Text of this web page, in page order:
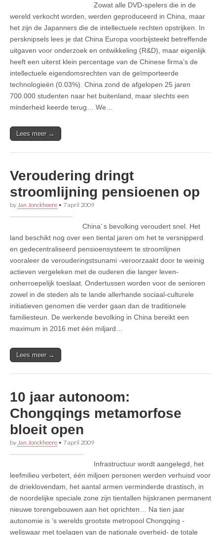
Zowat alle DVD-spelers die in de
wereld verkocht worden, werden geproduceerd in China, maar
het zijn de Japanners die de intellectuele rechten opstrijken. In
persknipsels lees je dat China Europa voorbijsteekt betreffende
uitgaven voor onderzoek en ontwikkeling (R&D), maar eigenlijk
heeft een uiterst klein percentage van de Chinese firma’s de
intellectuele eigendomsrechten van de geïmporteerde
technologieën (0.03%). China zond de afgelopen 25 jaren
700.000 studenten naar het buitenland, maar slechts een
minderheid keerde terug… We…
Lees meer →
Veroudering dringt
stroomlijning pensioenen op
by Jan Jonckheere • 7 april 2009
China’ s bevolking veroudert snel. Het
land beschikt nog over een tiental jaren om het te versnipperd
en gedecentraliseerd pensioensysteem te stroomlijnen
vooraleer de verouderingstsunami -veroorzaakt door te weinig
actieven vergeleken met de ouderen die langer leven-
onherroepelijk toeslaat. Ondertussen worden voor de senioren
zowel in de steden als te lande allerhande sociaal-culturele
initiatieven genomen die verder gaan dan de traditionele
familiesteun. De werkende bevolking in China bereikt een
maximum in 2016 met één miljard…
Lees meer →
10 jaar autonoom:
Chongqings metamorfose
bloeit open
by Jan Jonckheere • 7 april 2009
Infrastructuur wordt aangelegd, het
leefmilieu verbetert, één miljoen personen werden verhuisd voor
de drieklovendam, het aantal armen verminderde drastisch, in
de noordelijke speciale zone zijn tientallen hijskranen permanent
nieuwe torengebouwen aan het oprichten… Na tien jaar
autonomie is ’s werelds grootste metropool Chongqing -
weliswaar met toelagen van de nationale overheid- de totale